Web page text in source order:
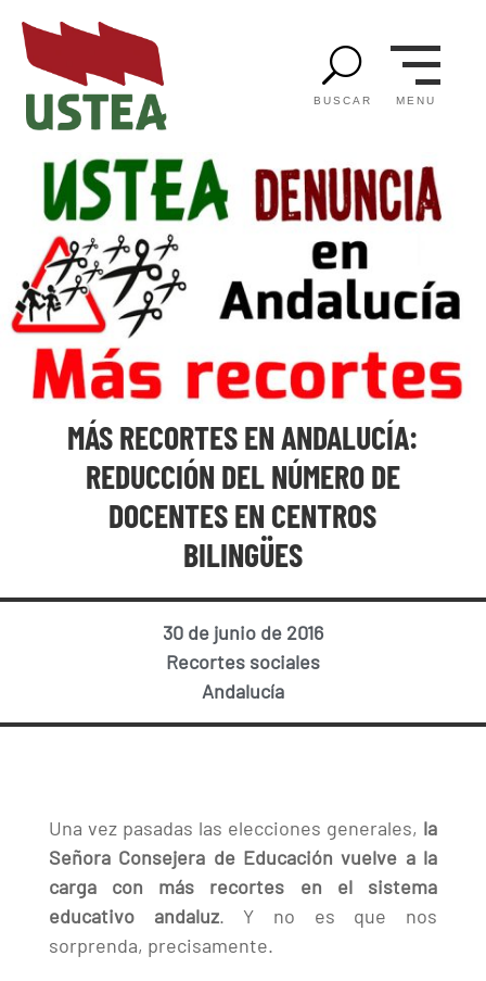
U
BUSCAR MENU
MÁS RECORTES EN ANDALUCÍA:
REDUCCIÓN DEL NÚMERO DE
DOCENTES EN CENTROS
BILINGÜES
30 de junio de 2016
Recortes sociales
Andalucía
Una vez pasadas las elecciones generales, la
Señora Consejera de Educación vuelve a la
carga con más recortes en el sistema
educativo andaluz. Y no es que nos
sorprenda, precisamente.